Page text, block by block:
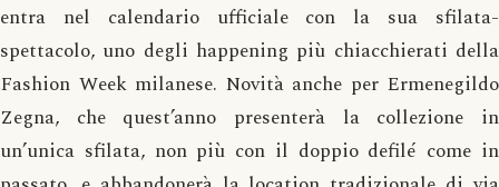
entra nel calendario ufficiale con la sua sfilata-
spettacolo, uno degli happening più chiacchierati della
Fashion Week milanese. Novità anche per Ermenegildo
Zegna, che quest’anno presenterà la collezione in
un’unica sfilata, non più con il doppio defilé come in